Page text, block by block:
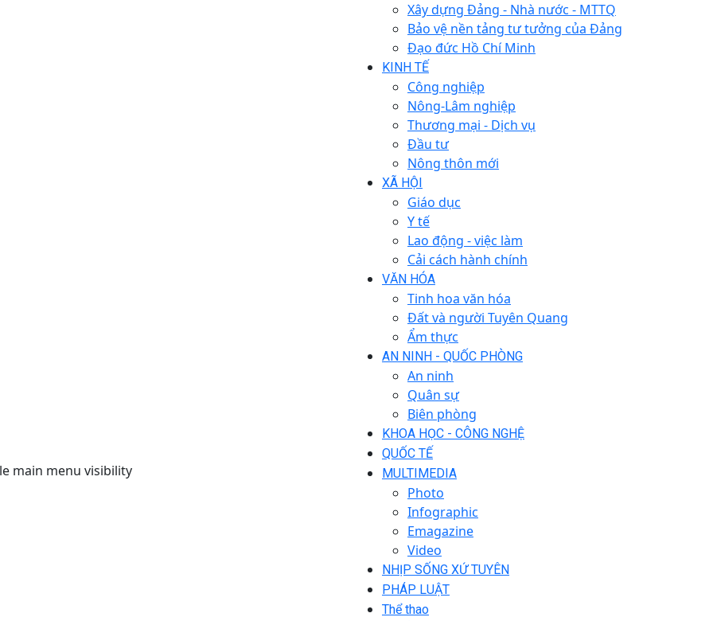
main menu visibility
Xây dựng Đảng - Nhà nước - MTTQ
Bảo vệ nền tảng tư tưởng của Đảng
Đạo đức Hồ Chí Minh
KINH TẾ
Công nghiệp
Nông-Lâm nghiệp
Thương mại - Dịch vụ
Đầu tư
Nông thôn mới
XÃ HỘI
Giáo dục
Y tế
Lao động - việc làm
Cải cách hành chính
VĂN HÓA
Tinh hoa văn hóa
Đất và người Tuyên Quang
Ẩm thực
AN NINH - QUỐC PHÒNG
An ninh
Quân sự
Biên phòng
KHOA HỌC - CÔNG NGHỆ
QUỐC TẾ
MULTIMEDIA
Photo
Infographic
Emagazine
Video
NHỊP SỐNG XỨ TUYÊN
PHÁP LUẬT
Thể thao